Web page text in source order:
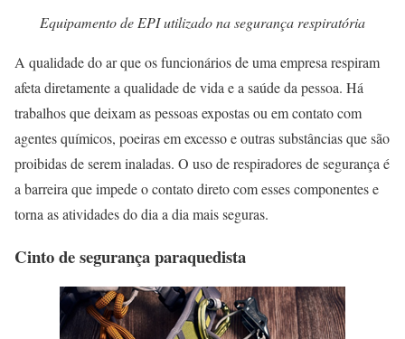
Equipamento de EPI utilizado na segurança respiratória
A qualidade do ar que os funcionários de uma empresa respiram
afeta diretamente a qualidade de vida e a saúde da pessoa. Há
trabalhos que deixam as pessoas expostas ou em contato com
agentes químicos, poeiras em excesso e outras substâncias que são
proibidas de serem inaladas. O uso de respiradores de segurança é
a barreira que impede o contato direto com esses componentes e
torna as atividades do dia a dia mais seguras.
Cinto de segurança paraquedista